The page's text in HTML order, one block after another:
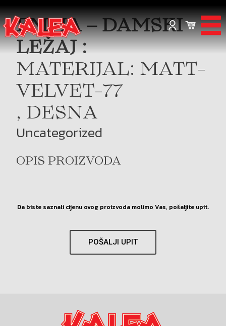
EMMA – DAMSKI
LEŽAJ :
MATERIJAL: MATT-
VELVET-77
, DESNA
Uncategorized
OPIS PROIZVODA
Da biste saznali cijenu ovog proizvoda molimo Vas, pošaljite upit.
POŠALJI UPIT